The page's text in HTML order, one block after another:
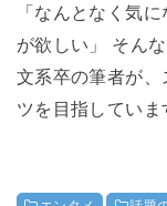
「なんとなく気
が欲しい」 そん
文系卒の筆者が
ツを目指していま